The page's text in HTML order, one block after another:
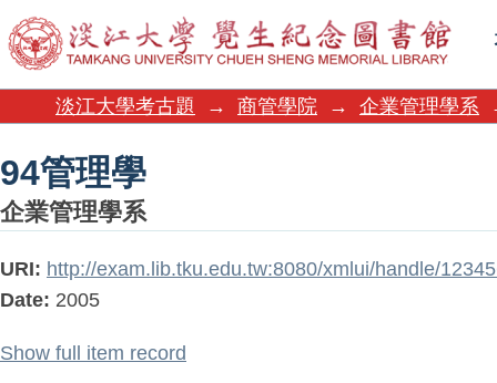
94管理學
淡江大學考古題 → 商管學院 → 企業管理學系
94管理學
企業管理學系
URI: http://exam.lib.tku.edu.tw:8080/xmlui/handle/
Date: 2005
Show full item record